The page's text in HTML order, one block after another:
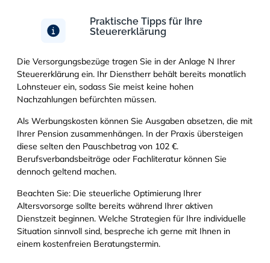
Praktische Tipps für Ihre
Steuererklärung
Die Versorgungsbezüge tragen Sie in der Anlage N Ihrer
Steuererklärung ein. Ihr Dienstherr behält bereits monatlich
Lohnsteuer ein, sodass Sie meist keine hohen
Nachzahlungen befürchten müssen.
Als Werbungskosten können Sie Ausgaben absetzen, die mit
Ihrer Pension zusammenhängen. In der Praxis übersteigen
diese selten den Pauschbetrag von 102 €.
Berufsverbandsbeiträge oder Fachliteratur können Sie
dennoch geltend machen.
Beachten Sie: Die steuerliche Optimierung Ihrer
Altersvorsorge sollte bereits während Ihrer aktiven
Dienstzeit beginnen. Welche Strategien für Ihre individuelle
Situation sinnvoll sind, bespreche ich gerne mit Ihnen in
einem kostenfreien Beratungstermin.